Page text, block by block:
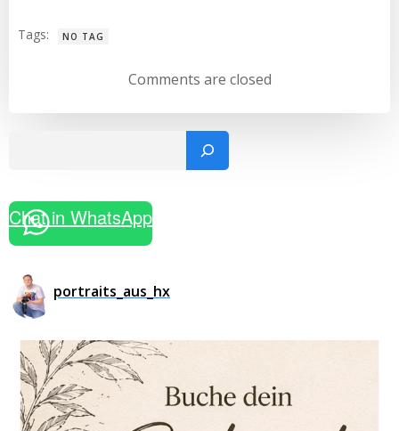
Tags: NO TAG
Comments are closed
Chat in WhatsApp
portraits_aus_hx